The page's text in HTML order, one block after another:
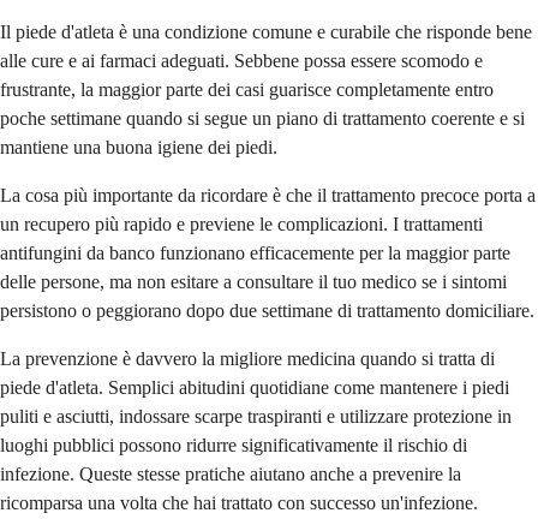
Il piede d'atleta è una condizione comune e curabile che risponde bene
alle cure e ai farmaci adeguati. Sebbene possa essere scomodo e
frustrante, la maggior parte dei casi guarisce completamente entro
poche settimane quando si segue un piano di trattamento coerente e si
mantiene una buona igiene dei piedi.
La cosa più importante da ricordare è che il trattamento precoce porta a
un recupero più rapido e previene le complicazioni. I trattamenti
antifungini da banco funzionano efficacemente per la maggior parte
delle persone, ma non esitare a consultare il tuo medico se i sintomi
persistono o peggiorano dopo due settimane di trattamento domiciliare.
La prevenzione è davvero la migliore medicina quando si tratta di
piede d'atleta. Semplici abitudini quotidiane come mantenere i piedi
puliti e asciutti, indossare scarpe traspiranti e utilizzare protezione in
luoghi pubblici possono ridurre significativamente il rischio di
infezione. Queste stesse pratiche aiutano anche a prevenire la
ricomparsa una volta che hai trattato con successo un'infezione.